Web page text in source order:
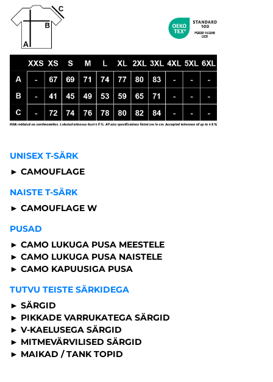
UNISEX T-SÄRK
► CAMOUFLAGE
NAISTE T-SÄRK
► CAMOUFLAGE W
PUSAD
► CAMO LUKUGA PUSA MEESTELE
► CAMO LUKUGA PUSA NAISTELE
► CAMO KAPUUSIGA PUSA
TUTVU TEISTE SÄRKIDEGA
► SÄRGID
► PIKKADE VARRUKATEGA SÄRGID
► V-KAELUSEGA SÄRGID
► MITMEVÄRVILISED SÄRGID
► MAIKAD / TANK TOPID